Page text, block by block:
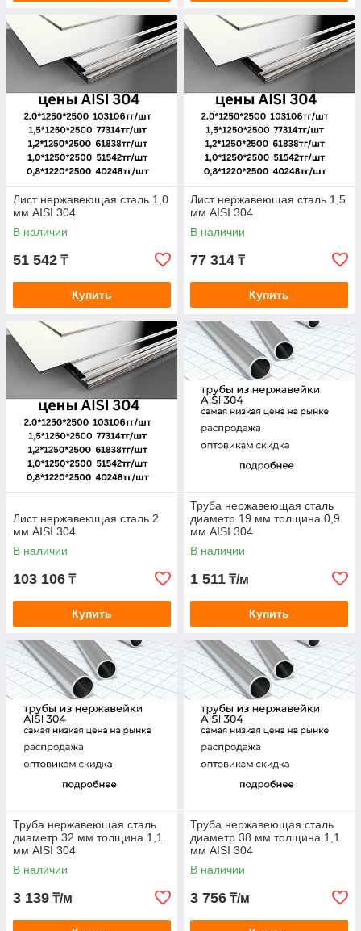
Лист нержавеющая сталь 1,0
мм AISI 304
В наличии
51 542 ₸
Купить
Лист нержавеющая сталь 1,5
мм AISI 304
В наличии
77 314 ₸
Купить
Лист нержавеющая сталь 2
мм AISI 304
В наличии
103 106 ₸
Купить
Труба нержавеющая сталь
диаметр 19 мм толщина 0,9
мм AISI 304
В наличии
1 511 ₸/м
Купить
Труба нержавеющая сталь
диаметр 32 мм толщина 1,1
мм AISI 304
В наличии
3 139 ₸/м
Труба нержавеющая сталь
диаметр 38 мм толщина 1,1
мм AISI 304
В наличии
3 756 ₸/м